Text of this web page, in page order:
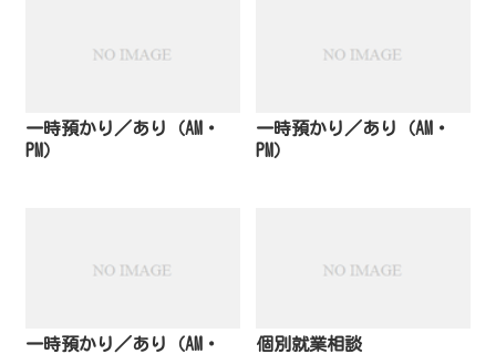
一時預かり／あり（AM・
PM）
一時預かり／あり（AM・
PM）
一時預かり／あり（AM・
個別就業相談